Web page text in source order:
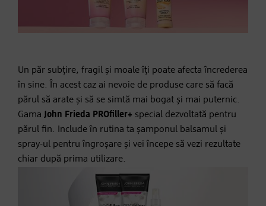
Un păr subțire, fragil și moale îți poate afecta încrederea
în sine. În acest caz ai nevoie de produse care să facă
părul să arate și să se simtă mai bogat și mai puternic.
Gama John Frieda PROfiller+ special dezvoltată pentru
părul fin. Include în rutina ta șamponul balsamul și
spray-ul pentru îngroșare și vei începe să vezi rezultate
chiar după prima utilizare.